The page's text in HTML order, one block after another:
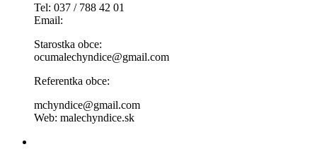
Tel: 037 / 788 42 01
Email:
Starostka obce:
ocumalechyndice@gmail.com
Referentka obce:
mchyndice@gmail.com
Web: malechyndice.sk